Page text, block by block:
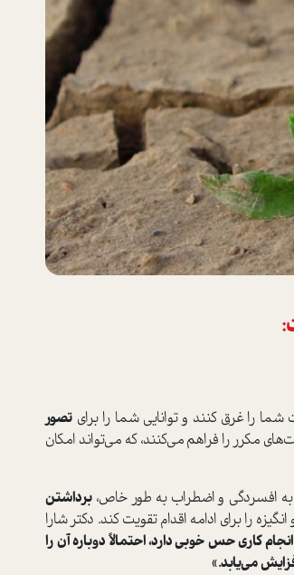
را غرق کنند و توانایی شما را برای تصور
مکرر را فراهم می‌کنند، که می‌تواند امکان
به افسردگی و اضطراب به طور خاص، برداشتن
را برای ادامه اقدام تقویت کند. دکتر شارا
کاری حس خوبی دارد، احتمالاً دوباره آن را
می‌یابد.»